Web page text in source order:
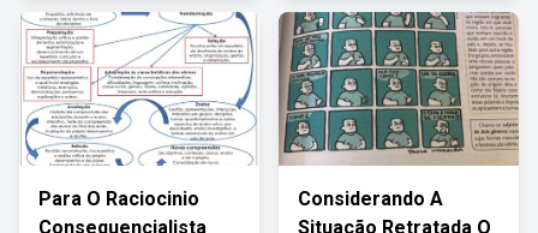
Para O Raciocinio
Consequencialista
Considerando A
Situação Retratada O